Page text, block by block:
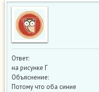
Ответ:
на рисунке Г
Объяснение:
Потому что оба синие